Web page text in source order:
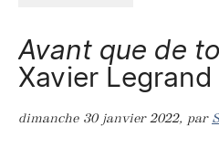
Avant que de
Xavier Legrand
dimanche 30 janvier 2022, par